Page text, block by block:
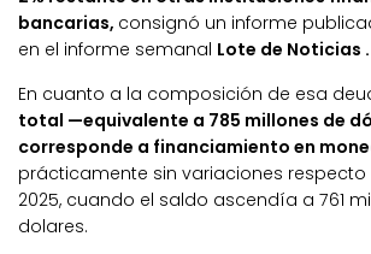
bancarias, consignó un informe
en el informe semanal Lote de Noticias .
En cuanto a la composición de esa
total —equivalente a 785 millones de
corresponde a financiamiento en
prácticamente sin variaciones
2025, cuando el saldo ascendía a 761
dolares.